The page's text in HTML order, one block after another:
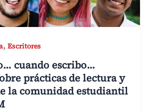
, Escritores
cuando escribo…
prácticas de lectura y
la comunidad estudiantil